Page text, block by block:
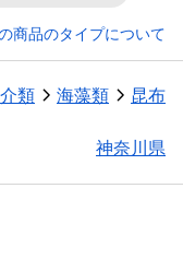
商品のタイプについて
類 海藻類 昆布
神奈川県